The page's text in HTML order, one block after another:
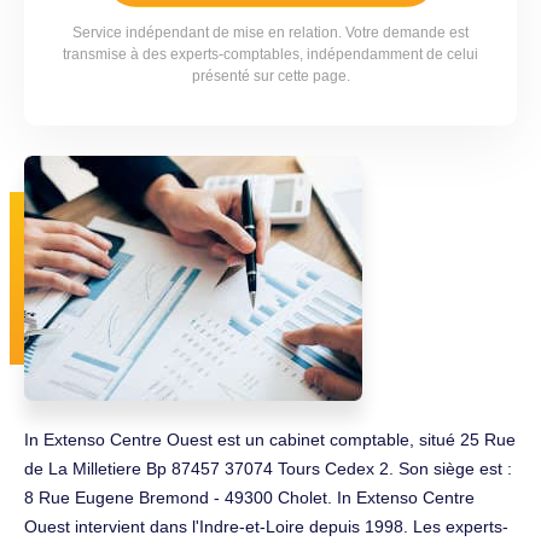
Service indépendant de mise en relation. Votre demande est
transmise à des experts-comptables, indépendamment de celui
présenté sur cette page.
In Extenso Centre Ouest est un cabinet comptable, situé 25 Rue
de La Milletiere Bp 87457 37074 Tours Cedex 2. Son siège est :
8 Rue Eugene Bremond - 49300 Cholet. In Extenso Centre
Ouest intervient dans l'Indre-et-Loire depuis 1998. Les experts-